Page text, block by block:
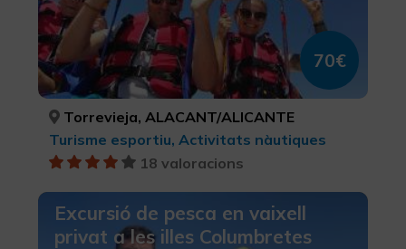
70€
Torrevieja, ALACANT/ALICANTE
Turisme esportiu, Activitats nàutiques
18 valoracions
Excursió de pesca en vaixell
privat a les illes Columbretes